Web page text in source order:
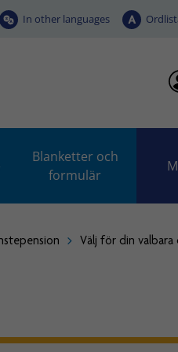
In other languages
Blanketter och
formulär
Välj för din valbara